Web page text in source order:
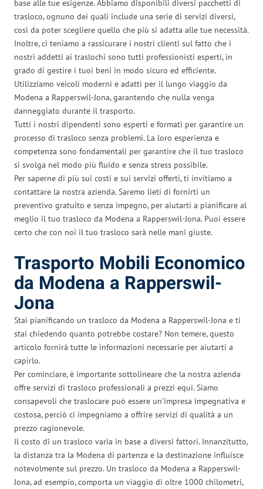
base alle tue esigenze. Abbiamo disponibili diversi pacchetti di
trasloco, ognuno dei quali include una serie di servizi diversi,
così da poter scegliere quello che più si adatta alle tue necessità.
Inoltre, ci teniamo a rassicurare i nostri clienti sul fatto che i
nostri addetti ai traslochi sono tutti professionisti esperti, in
grado di gestire i tuoi beni in modo sicuro ed efficiente.
Utilizziamo veicoli moderni e adatti per il lungo viaggio da
Modena a Rapperswil-Jona, garantendo che nulla venga
danneggiato durante il trasporto.
Tutti i nostri dipendenti sono esperti e formati per garantire un
processo di trasloco senza problemi. La loro esperienza e
competenza sono fondamentali per garantire che il tuo trasloco
si svolga nel modo più fluido e senza stress possibile.
Per saperne di più sui costi e sui servizi offerti, ti invitiamo a
contattare la nostra azienda. Saremo lieti di fornirti un
preventivo gratuito e senza impegno, per aiutarti a pianificare al
meglio il tuo trasloco da Modena a Rapperswil-Jona. Puoi essere
certo che con noi il tuo trasloco sarà nelle mani giuste.
Trasporto Mobili Economico
da Modena a Rapperswil-
Jona
Stai pianificando un trasloco da Modena a Rapperswil-Jona e ti
stai chiedendo quanto potrebbe costare? Non temere, questo
articolo fornirà tutte le informazioni necessarie per aiutarti a
capirlo.
Per cominciare, è importante sottolineare che la nostra azienda
offre servizi di trasloco professionali a prezzi equi. Siamo
consapevoli che traslocare può essere un’impresa impegnativa e
costosa, perciò ci impegniamo a offrire servizi di qualità a un
prezzo ragionevole.
Il costo di un trasloco varia in base a diversi fattori. Innanzitutto,
la distanza tra la Modena di partenza e la destinazione influisce
notevolmente sul prezzo. Un trasloco da Modena a Rapperswil-
Jona, ad esempio, comporta un viaggio di oltre 1000 chilometri,